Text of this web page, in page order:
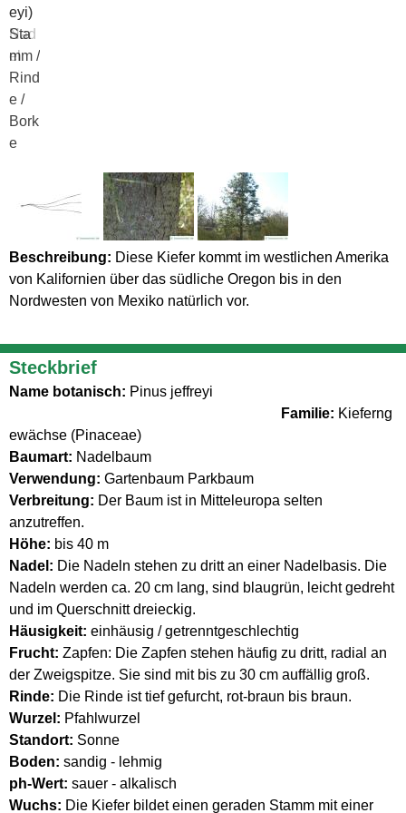
eyi)
Nad
el
eyi)
Sta
mm /
Rind
e /
Bork
e
Beschreibung: Diese Kiefer kommt im westlichen Amerika
von Kalifornien über das südliche Oregon bis in den
Nordwesten von Mexiko natürlich vor.
Steckbrief
Name botanisch: Pinus jeffreyi
Familie: Kieferng
ewächse (Pinaceae)
Baumart: Nadelbaum
Verwendung: Gartenbaum Parkbaum
Verbreitung: Der Baum ist in Mitteleuropa selten
anzutreffen.
Höhe: bis 40 m
Nadel: Die Nadeln stehen zu dritt an einer Nadelbasis. Die
Nadeln werden ca. 20 cm lang, sind blaugrün, leicht gedreht
und im Querschnitt dreieckig.
Häusigkeit: einhäusig / getrenntgeschlechtig
Frucht: Zapfen: Die Zapfen stehen häufig zu dritt, radial an
der Zweigspitze. Sie sind mit bis zu 30 cm auffällig groß.
Rinde: Die Rinde ist tief gefurcht, rot-braun bis braun.
Wurzel: Pfahlwurzel
Standort: Sonne
Boden: sandig - lehmig
ph-Wert: sauer - alkalisch
Wuchs: Die Kiefer bildet einen geraden Stamm mit einer